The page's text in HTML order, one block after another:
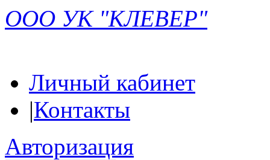
ООО УК "КЛЕВЕР"
Личный кабинет
|Контакты
Авторизация